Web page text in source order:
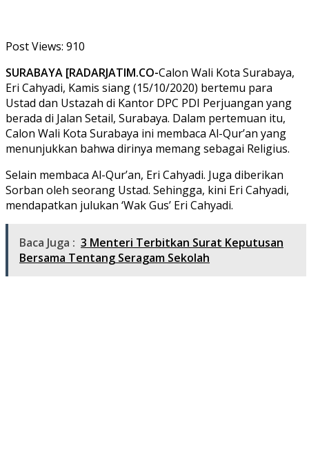
Post Views: 910
SURABAYA [RADARJATIM.CO-Calon Wali Kota Surabaya,
Eri Cahyadi, Kamis siang (15/10/2020) bertemu para
Ustad dan Ustazah di Kantor DPC PDI Perjuangan yang
berada di Jalan Setail, Surabaya. Dalam pertemuan itu,
Calon Wali Kota Surabaya ini membaca Al-Qur’an yang
menunjukkan bahwa dirinya memang sebagai Religius.
Selain membaca Al-Qur’an, Eri Cahyadi. Juga diberikan
Sorban oleh seorang Ustad. Sehingga, kini Eri Cahyadi,
mendapatkan julukan ‘Wak Gus’ Eri Cahyadi.
Baca Juga : 3 Menteri Terbitkan Surat Keputusan
Bersama Tentang Seragam Sekolah